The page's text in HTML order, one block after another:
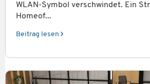
WLAN-Symbol verschwindet. Ein
Homeof...
Beitrag lesen